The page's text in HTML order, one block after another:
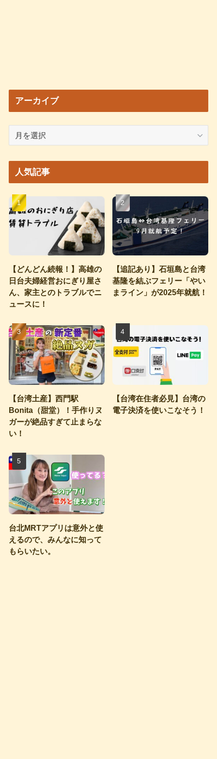
アーカイブ
ブ
人気記事
【どんどん続報！】高雄の
日台夫婦経営おにぎり屋さ
ん、家主とのトラブルでニ
ュースに！
【追記あり】石垣島と台湾
基隆を結ぶフェリー「やい
まライン」が2025年就航！
【台湾土産】西門駅
Bonita（甜堂）！手作りヌ
ガーが絶品すぎて止まらな
い！
【台湾在住者必見】台湾の
電子決済を使いこなそう！
台北MRTアプリは意外と使
えるので、みんなに知って
もらいたい。